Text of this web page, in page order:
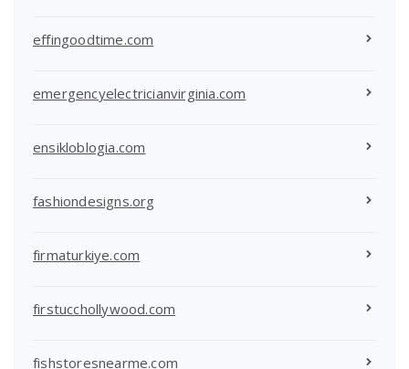
effingoodtime.com
emergencyelectricianvirginia.com
ensikloblogia.com
fashiondesigns.org
firmaturkiye.com
firstucchollywood.com
fishstoresnearme.com